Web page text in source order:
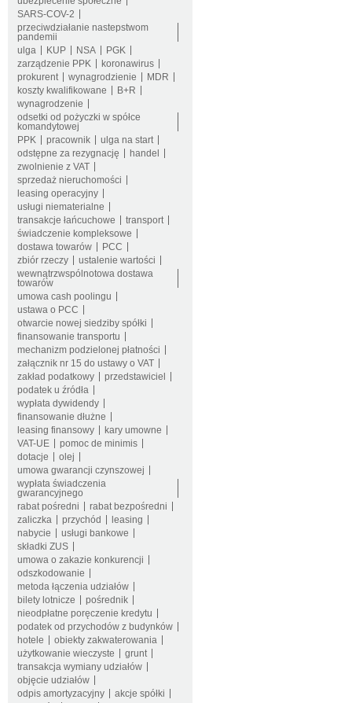
SARS-COV-2
przeciwdziałanie nastepstwom
pandemii
ulga
KUP NSA
PGK
zarządzenie PPK
koronawirus
prokurent
wynagrodzienie
MDR
koszty kwalifikowane
B+R
wynagrodzenie
odsetki od pożyczki w spółce
komandytowej
PPK
pracownik
ulga na start
odstępne za rezygnację
handel
zwolnienie z VAT
sprzedaż nieruchomości
leasing operacyjny
usługi niematerialne
transakcje łańcuchowe
transport
świadczenie kompleksowe
dostawa towarów
PCC
zbiór rzeczy
ustalenie wartości
wewnątrzwspólnotowa dostawa
towarów
umowa cash poolingu
ustawa o PCC
otwarcie nowej siedziby spółki
finansowanie transportu
mechanizm podzielonej płatności
załącznik nr 15 do ustawy o VAT
zakład podatkowy
przedstawiciel
podatek u źródła
wypłata dywidendy
finansowanie dłużne
leasing finansowy
kary umowne
VAT-UE
pomoc de minimis
dotacje
olej
umowa gwarancji czynszowej
wypłata świadczenia
gwarancyjnego
rabat pośredni
rabat bezpośredni
zaliczka
przychód
leasing
nabycie
usługi bankowe
składki ZUS
umowa o zakazie konkurencji
odszkodowanie
metoda łączenia udziałów
bilety lotnicze
pośrednik
nieodpłatne poręczenie kredytu
podatek od przychodów z budynków
hotele
obiekty zakwaterowania
użytkowanie wieczyste
grunt
transakcja wymiany udziałów
objęcie udziałów
odpis amortyzacyjny
akcje spółki